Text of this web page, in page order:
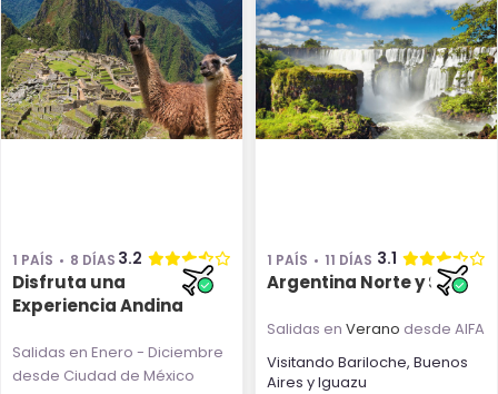
1 PAÍS 8 DÍAS 3.2
Disfruta una
Experiencia Andina
Salidas en Enero - Diciembre
desde Ciudad de México
1 PAÍS 11 DÍAS 3.1
Argentina Norte y Sur
Salidas en Verano desde AIFA
Visitando Bariloche, Buenos
Aires yIguazu